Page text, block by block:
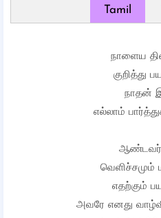
Tamil
நாளைய
குறித்து
நாதன்
எல்லாம்
ஆண்டவர்
வெளிச்சமும்
எதற்கும்
அவரே எனது